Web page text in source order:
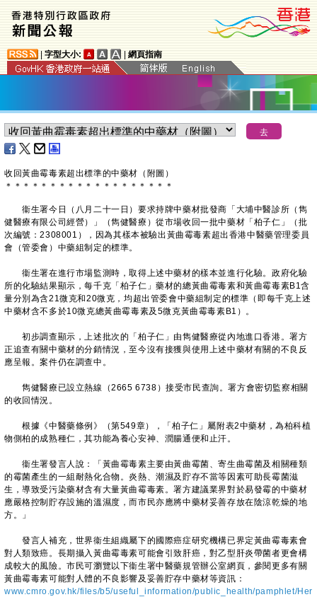
字型大小: 網頁指南
收回黃曲霉毒素超出標準的中藥材（附圖）
＊ ＊ ＊ ＊ ＊ ＊ ＊ ＊ ＊ ＊ ＊ ＊ ＊ ＊ ＊ ＊ ＊ ＊ ＊
衞生署今日（八月二十一日）要求持牌中藥材批發商「大埔中醫診所（雋
健醫療有限公司經營）」（雋健醫療）從市場收回一批中藥材「柏子仁」（批
次編號：2308001），因為其樣本被驗出黃曲霉毒素超出香港中醫藥管理委員
會（管委會）中藥組制定的標準。
衞生署在進行市場監測時，取得上述中藥材的樣本並進行化驗。政府化驗
所的化驗結果顯示，每千克「柏子仁」藥材的總黃曲霉毒素和黃曲霉毒素B1含
量分別為含21微克和20微克，均超出管委會中藥組制定的標準（即每千克上述
中藥材含不多於10微克總黃曲霉毒素及5微克黃曲霉毒素B1）。
初步調查顯示，上述批次的「柏子仁」由雋健醫療從內地進口香港。署方
正追查有關中藥材的分銷情況，至今沒有接獲與使用上述中藥材有關的不良反
應呈報。案件仍在調查中。
雋健醫療已設立熱線（2665 6738）接受市民查詢。署方會密切監察相關
的收回情況。
根據《中醫藥條例》（第549章），「柏子仁」屬附表2中藥材，為柏科植
物側柏的成熟種仁，其功能為養心安神、潤腸通便和止汗。
衞生署發言人說：「黃曲霉毒素主要由黃曲霉菌、寄生曲霉菌及相關種類
的霉菌產生的一組耐熱化合物。炎熱、潮濕及貯存不當等因素可助長霉菌滋
生，導致受污染藥材含有大量黃曲霉毒素。署方建議業界對於易發霉的中藥材
應嚴格控制貯存設施的溫濕度，而市民亦應將中藥材妥善存放在陰涼乾燥的地
方。」
發言人補充，世界衞生組織屬下的國際癌症研究機構已界定黃曲霉毒素會
對人類致癌。長期攝入黃曲霉毒素可能會引致肝癌，對乙型肝炎帶菌者更會構
成較大的風險。市民可瀏覽以下衞生署中醫藥規管辦公室網頁，參閱更多有關
黃曲霉毒素可能對人體的不良影響及妥善貯存中藥材等資訊：
www.cmro.gov.hk/files/b5/useful_information/public_health/pamphlet/Her